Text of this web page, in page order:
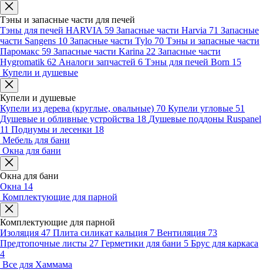
Тэны и запасные части для печей
Тэны для печей HARVIA 59 Запасные части Harvia 71 Запасные
части Sangens 10 Запасные части Tylo 70 Тэны и запасные части
Паромакс 59 Запасные части Karina 22 Запасные части
Hygromatik 62 Аналоги запчастей 6 Тэны для печей Born 15
Купели и душевые
Купели и душевые
Купели из дерева (круглые, овальные) 70 Купели угловые 51
Душевые и обливные устройства 18 Душевые поддоны Ruspanel
11 Подиумы и лесенки 18
Мебель для бани
Окна для бани
Окна для бани
Окна 14
Комплектующие для парной
Комплектующие для парной
Изоляция 47 Плита силикат кальция 7 Вентиляция 73
Предтопочные листы 27 Герметики для бани 5 Брус для каркаса
4
Все для Хаммама